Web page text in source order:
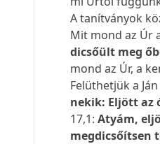
A tanítványok
Mit mond az Úr
dicsőült meg
mond az Úr, a
Felüthetjük a
nekik: Eljött az
17,1:Atyám,
megdicsőítsen